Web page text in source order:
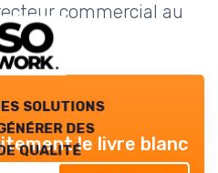
commercial au
solutions
des
qualitéle livre blanc